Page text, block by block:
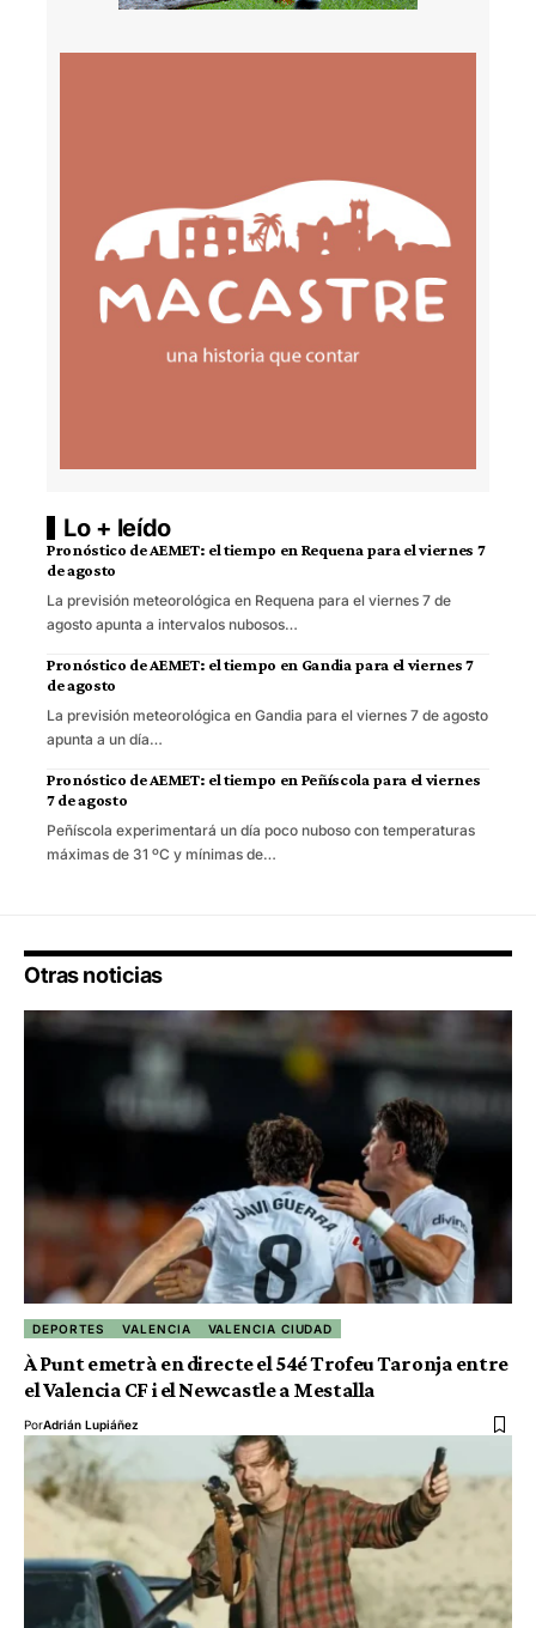
Lo + leído
Pronóstico de AEMET: el tiempo en Requena para el viernes 7
de agosto
La previsión meteorológica en Requena para el viernes 7 de
agosto apunta a intervalos nubosos…
Pronóstico de AEMET: el tiempo en Gandia para el viernes 7
de agosto
La previsión meteorológica en Gandia para el viernes 7 de agosto
apunta a un día…
Pronóstico de AEMET: el tiempo en Peñíscola para el viernes
7 de agosto
Peñíscola experimentará un día poco nuboso con temperaturas
máximas de 31 ºC y mínimas de…
Otras noticias
DEPORTES VALENCIA VALENCIA CIUDAD
À Punt emetrà en directe el 54é Trofeu Taronja entre
el Valencia CF i el Newcastle a Mestalla
PorAdrián Lupiáñez